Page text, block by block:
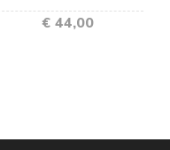
€ 44,00